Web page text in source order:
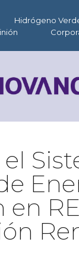
Hidrógeno